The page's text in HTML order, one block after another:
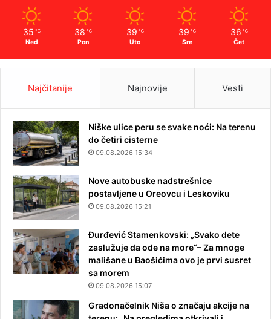
35 ℃
Ned
38 ℃
Pon
39 ℃
Uto
39 ℃
Sre
36 ℃
Čet
Najčitanije Najnovije Vesti
Niške ulice peru se svake noći: Na terenu
do četiri cisterne
09.08.2026 15:34
Nove autobuske nadstrešnice
postavljene u Oreovcu i Leskoviku
09.08.2026 15:21
Đurđević Stamenkovski: „Svako dete
zaslužuje da ode na more“– Za mnoge
mališane u Baošićima ovo je prvi susret
sa morem
09.08.2026 15:07
Gradonačelnik Niša o značaju akcije na